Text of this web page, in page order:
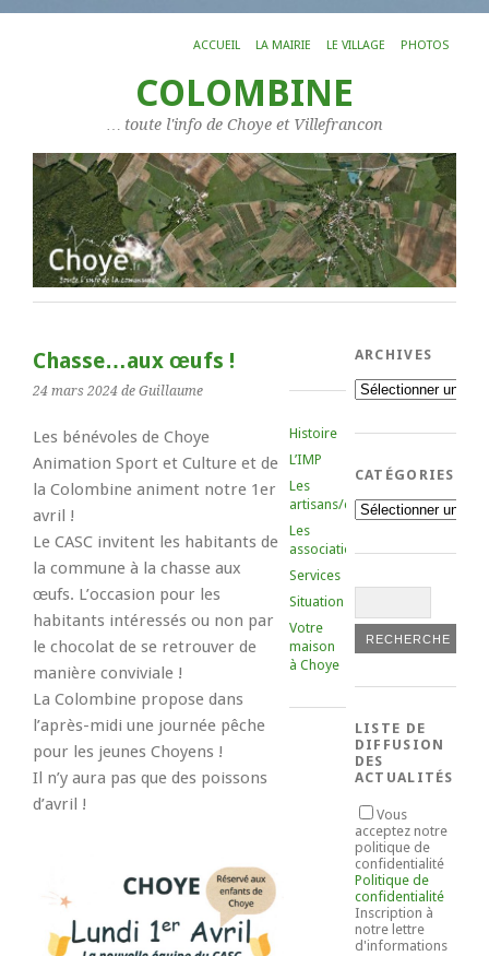
ACCUEIL LA MAIRIE LE VILLAGE PHOTOS
COLOMBINE
… toute l'info de Choye et Villefrancon
Chasse…aux œufs !
24 mars 2024 de Guillaume
Les bénévoles de Choye
Animation Sport et Culture et de
la Colombine animent notre 1er
avril !
Le CASC invitent les habitants de
la commune à la chasse aux
œufs. L’occasion pour les
habitants intéressés ou non par
le chocolat de se retrouver de
manière conviviale !
La Colombine propose dans
l’après-midi une journée pêche
pour les jeunes Choyens !
Il n’y aura pas que des poissons
d’avril !
Histoire
L’IMP
Les
artisans/commerçants
Les
associations
Services
Situation
Votre
maison
à Choye
ARCHIVES
Archives
CATÉGORIES
Catégories
LISTE DE
DIFFUSION
DES
ACTUALITÉS
Vous
acceptez notre
politique de
confidentialité
Politique de
confidentialité
Inscription à
notre lettre
d'informations